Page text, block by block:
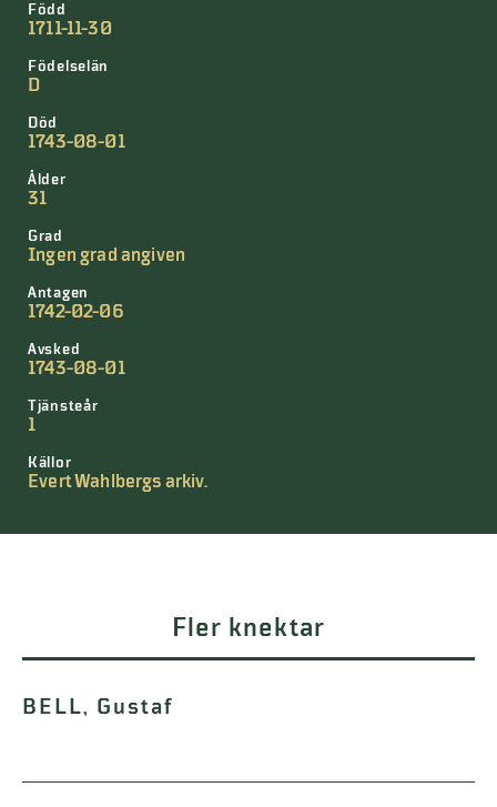
Född
1711-11-30
Födelselän
D
Död
1743-08-01
Ålder
31
Grad
Ingen grad angiven
Antagen
1742-02-06
Avsked
1743-08-01
Tjänsteår
1
Källor
Evert Wahlbergs arkiv.
Fler knektar
BELL, Gustaf